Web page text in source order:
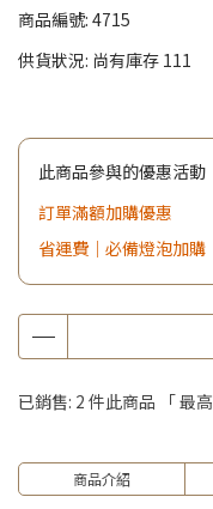
商品編號: 4715
供貨狀況: 尚有庫存 111
此商品參與的優惠活動
訂單滿額加購優惠
省運費｜必備燈泡加購
已銷售: 2 件此商品 「 最
商品介紹